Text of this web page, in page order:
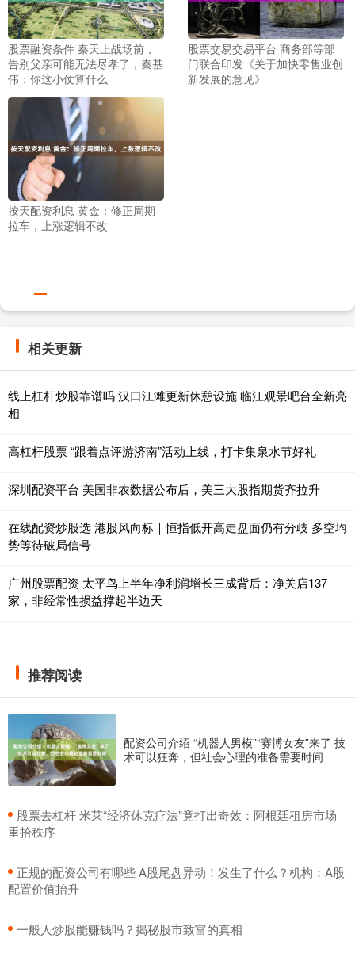
股票融资条件 秦天上战场前，
告别父亲可能无法尽孝了，秦基
伟：你这小仗算什么
股票交易交易平台 商务部等部
门联合印发《关于加快零售业创
新发展的意见》
按天配资利息 黄金：修正周期
拉车，上涨逻辑不改
相关更新
线上杠杆炒股靠谱吗 汉口江滩更新休憩设施 临江观景吧台全新亮
相
高杠杆股票 “跟着点评游济南”活动上线，打卡集泉水节好礼
深圳配资平台 美国非农数据公布后，美三大股指期货齐拉升
在线配资炒股选 港股风向标｜恒指低开高走盘面仍有分歧 多空均
势等待破局信号
广州股票配资 太平鸟上半年净利润增长三成背后：净关店137
家，非经常性损益撑起半边天
推荐阅读
配资公司介绍 “机器人男模”“赛博女友”来了 技
术可以狂奔，但社会心理的准备需要时间
​股票去杠杆 米莱“经济休克疗法”竟打出奇效：阿根廷租房市场
重拾秩序
​正规的配资公司有哪些 A股尾盘异动！发生了什么？机构：A股
配置价值抬升
​一般人炒股能赚钱吗？揭秘股市致富的真相